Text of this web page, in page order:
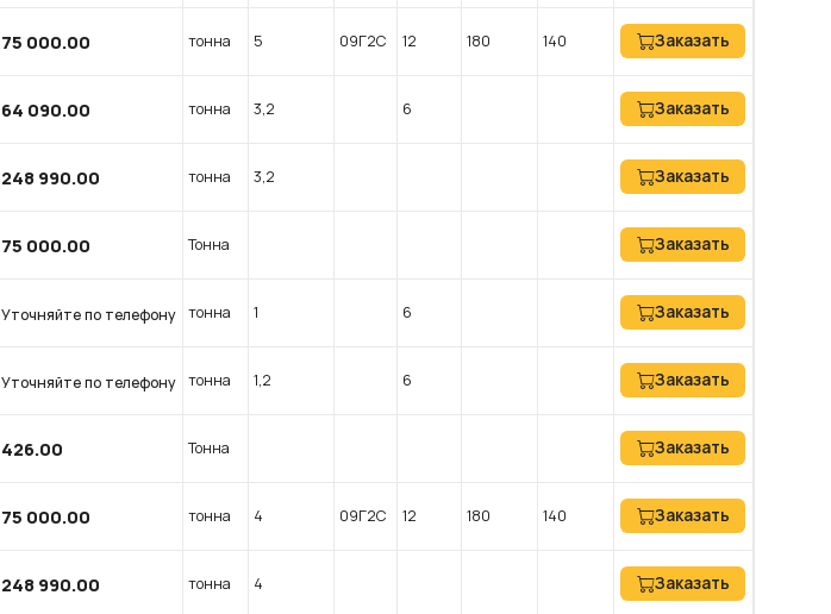
75 000.00 тонна 5 09Г2С 12 180 140 Заказать
64 090.00 тонна 3,2 6 Заказать
248 990.00 тонна 3,2 Заказать
75 000.00 Тонна Заказать
Уточняйте по телефону тонна 1 6 Заказать
Уточняйте по телефону тонна 1,2 6 Заказать
426.00 Тонна Заказать
75 000.00 тонна 4 09Г2С 12 180 140 Заказать
248 990.00 тонна 4 Заказать